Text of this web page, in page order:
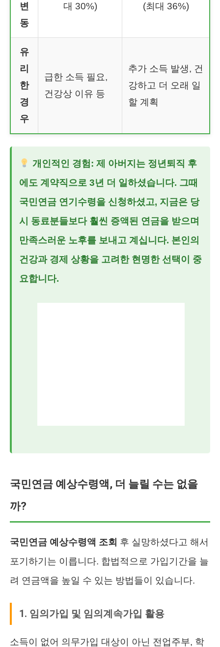
변
동
대 30%)
(최대 36%)
유
리
한
경
우
급한 소득 필요,
건강상 이유 등
추가 소득 발생, 건
강하고 더 오래 일
할 계획
개인적인 경험: 제 아버지는 정년퇴직 후
에도 계약직으로 3년 더 일하셨습니다. 그때
국민연금 연기수령을 신청하셨고, 지금은 당
시 동료분들보다 훨씬 증액된 연금을 받으며
만족스러운 노후를 보내고 계십니다. 본인의
건강과 경제 상황을 고려한 현명한 선택이 중
요합니다.
국민연금 예상수령액, 더 늘릴 수는 없을
까?
국민연금 예상수령액 조회 후 실망하셨다고 해서
포기하기는 이릅니다. 합법적으로 가입기간을 늘
려 연금액을 높일 수 있는 방법들이 있습니다.
1. 임의가입 및 임의계속가입 활용
소득이 없어 의무가입 대상이 아닌 전업주부, 학